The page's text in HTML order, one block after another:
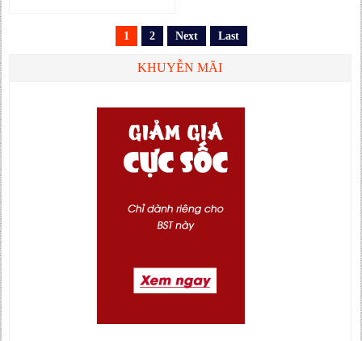
1 2 Next Last
KHUYỄN MÃI